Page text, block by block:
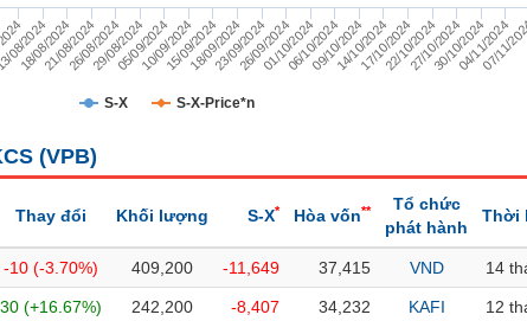
S-X S-X-Price*n
2024
18/08/2024
21/08/2024
26/08/2024
29/08/2024
05/09/2024
10/09/2024
15/09/2024
18/09/2024
23/09/2024
26/09/2024
01/10/2024
06/10/2024
09/10/2024
14/10/2024
17/10/2024
22/10/2024
27/10/2024
30/10/2024
04/11/2024
07/11/
(VPB)
Thay đổi Khối lượng S-X* Hòa vốn**
Tổ chức
phát hành
Thời
-10 (-3.70%) 409,200 -11,649 37,415 VND 14
30 (+16.67%) 242,200 -8,407 34,232 KAFI 12
chỉ quỹ Chứng quyền Hợp đồng tương lai Trái